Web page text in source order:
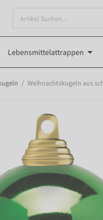
Lebensmittelattrappen
Weihnachtskugeln aus